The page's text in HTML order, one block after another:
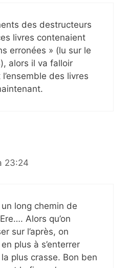
des destructeurs
livres contenaient
erronées » (lu sur le
alors il va falloir
des livres
23:24
long chemin de
Alors qu’on
sur l’après, on
plus à s’enterrer
plus crasse. Bon ben